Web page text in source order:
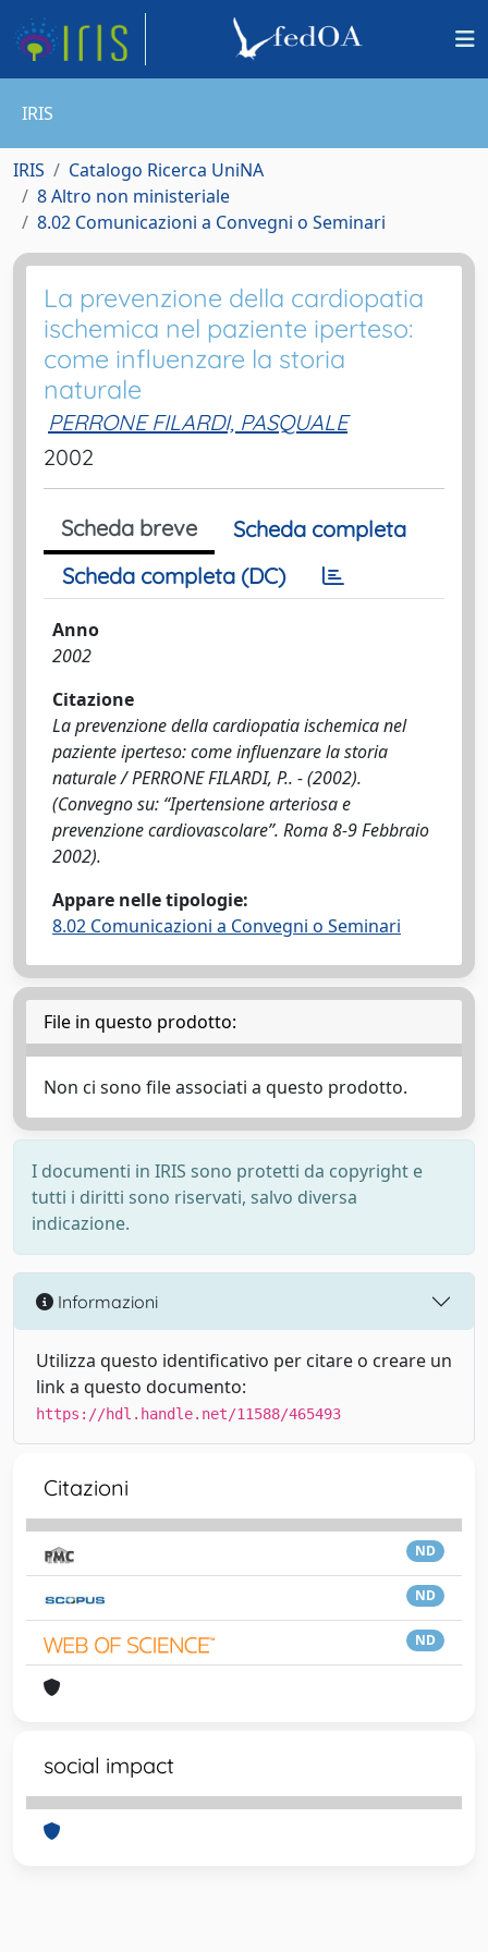
IRIS
IRIS
Catalogo Ricerca UniNA
8 Altro non ministeriale
8.02 Comunicazioni a Convegni o Seminari
La prevenzione della cardiopatia
ischemica nel paziente iperteso:
come influenzare la storia
naturale
PERRONE FILARDI, PASQUALE
2002
Scheda breve
Scheda completa
Scheda completa (DC)
Anno
2002
Citazione
La prevenzione della cardiopatia ischemica nel
paziente iperteso: come influenzare la storia
naturale / PERRONE FILARDI, P.. - (2002).
(Convegno su: “Ipertensione arteriosa e
prevenzione cardiovascolare”. Roma 8-9 Febbraio
2002).
Appare nelle tipologie:
8.02 Comunicazioni a Convegni o Seminari
File in questo prodotto:
Non ci sono file associati a questo prodotto.
I documenti in IRIS sono protetti da copyright e
tutti i diritti sono riservati, salvo diversa
indicazione.
Informazioni
Utilizza questo identificativo per citare o creare un
link a questo documento:
https://hdl.handle.net/11588/465493
Citazioni
ND
ND
ND
social impact